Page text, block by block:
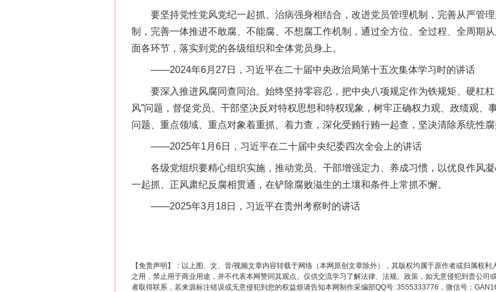
要坚持党性党风党纪一起抓、治病强身相结合，改进党员管理机制，完善从严管理
制，完善一体推进不敢腐、不能腐、不想腐工作机制，通过全方位、全过程、全周期
面各环节，落实到党的各级组织和全体党员身上。
——2024年6月27日，习近平在二十届中央政治局第十五次集体学习时的讲话
要深入推进风腐同查同治。始终坚持零容忍，把中央八项规定作为铁规矩、硬杠杠
风”问题，督促党员、干部坚决反对特权思想和特权现象，树牢正确权力观、政绩观、
问题、重点领域、重点对象着重抓、着力查，深化受贿行贿一起查，坚决清除系统性腐
——2025年1月6日，习近平在二十届中央纪委四次全会上的讲话
各级党组织要精心组织实施，推动党员、干部增强定力、养成习惯，以优良作风凝
一起抓、正风肃纪反腐相贯通，在铲除腐败滋生的土壤和条件上常抓不懈。
——2025年3月18日，习近平在贵州考察时的讲话
【免责声明】：以上图、文、音/视频文章内容转载于网络（本网原创文章除外），其版权均属于原作者或归属权
之用，禁止用于商业用途，并不代表本网赞同其观点。仅供交流学习了解法律、法规、政策，如无意侵犯到贵公司
者取得联系，若来源标注错误或无意侵犯到您的权益烦请告知本网制作采编部QQ号: 3555333776，微信号：
这是一记警钟！ 谢谢有你温暖了四季
在谋一域中谋全局
今年投资意愿榜揭晓